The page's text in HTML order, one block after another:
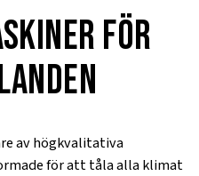
för
av högkvalitativa
för att tåla alla klimat